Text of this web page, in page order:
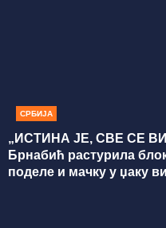
СРБИЈА
„ИСТИНА ЈЕ, СВЕ СЕ
Брнабић растурила
поделе и мачку у џаку